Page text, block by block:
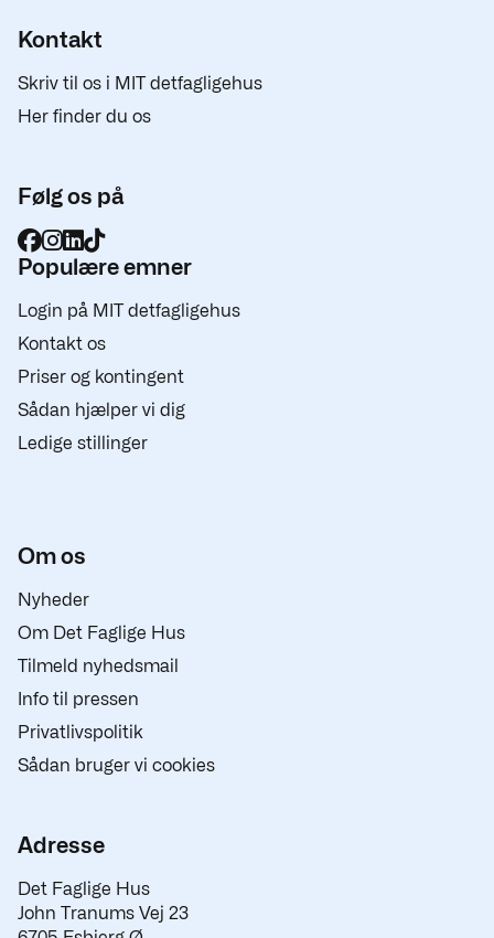
Kontakt
Skriv til os i MIT detfagligehus
Her finder du os
Følg os på
Populære emner
Login på MIT detfagligehus
Kontakt os
Priser og kontingent
Sådan hjælper vi dig
Ledige stillinger
Om os
Nyheder
Om Det Faglige Hus
Tilmeld nyhedsmail
Info til pressen
Privatlivspolitik
Sådan bruger vi cookies
Adresse
Det Faglige Hus
John Tranums Vej 23